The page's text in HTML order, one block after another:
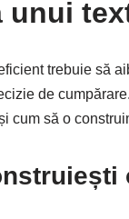
unui
trebuie să
de
cum să o